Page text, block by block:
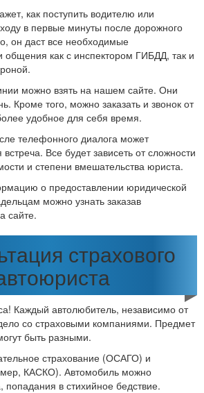
как поступить водителю или
в первые минуты после дорожного
он даст все необходимые
общения как с инспектором ГИБДД, так и
можно взять на нашем сайте. Они
Кроме того, можно заказать и звонок от
удобное для себя время.
телефонного диалога может
Все будет зависеть от сложности
и степени вмешательства юриста.
о предоставлении юридической
можно узнать заказав
сайте.
страхового
Каждый автолюбитель, независимо от
со страховыми компаниями. Предмет
быть разными.
страхование (ОСАГО) и
КАСКО). Автомобиль можно
попадания в стихийное бедствие.